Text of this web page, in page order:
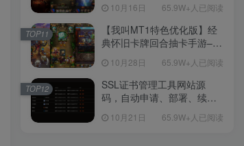
理单机一键即玩镜像端-打包
Linux服务端源码-视频架设
教程
10月16日 65.9W+人已阅读
【我叫MT1特色优化版】经
典怀旧卡牌回合抽卡手游–打
教程-多功能GM后台工具-网
页注册-安卓版本！
10月28日 65.9W+人已阅读
TOP11
SSL证书管理工具网站源
码，自动申请、部署、续期
10月21日 65.9W+人已阅读
TOP12